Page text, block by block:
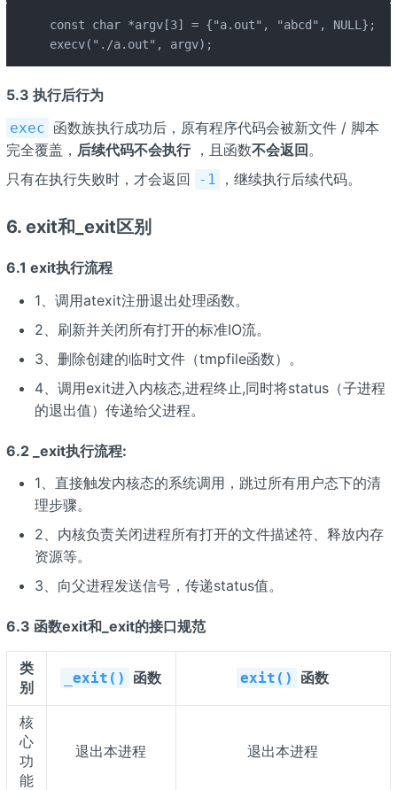
const char *argv[3] = {"a.out", "abcd", NULL};
execv("./a.out", argv);
5.3 执行后行为
exec 函数族执行成功后，原有程序代码会被新文件 / 脚本
完全覆盖， 后续代码不会执行，且函数不会返回。
只有在执行失败时，才会返回
-1 ，继续执行后续代码。
6. exit和_exit区别
6.1 exit执行流程
1、调用atexit注册退出处理函数。
2、刷新并关闭所有打开的标准IO流。
3、删除创建的临时文件（tmpfile函数）。
4、调用exit进入内核态,进程终止,同时将status（子进程
的退出值）传递给父进程。
6.2 _exit执行流程:
1、直接触发内核态的系统调用，跳过所有用户态下的清
理步骤。
2、内核负责关闭进程所有打开的文件描述符、释放内存
资源等。
3、向父进程发送信号，传递status值。
6.3 函数exit和_exit的接口规范
类
别
_exit() 函数 exit() 函数
核
心
功
能
退出本进程 退出本进程